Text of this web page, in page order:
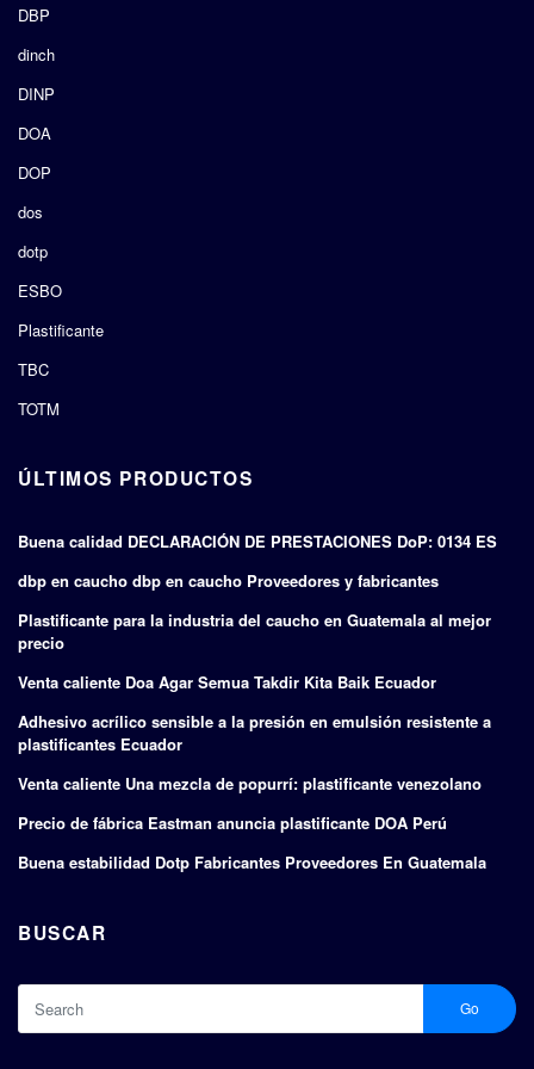
DBP
dinch
DINP
DOA
DOP
dos
dotp
ESBO
Plastificante
TBC
TOTM
ÚLTIMOS PRODUCTOS
Buena calidad DECLARACIÓN DE PRESTACIONES DoP: 0134 ES
dbp en caucho dbp en caucho Proveedores y fabricantes
Plastificante para la industria del caucho en Guatemala al mejor
precio
Venta caliente Doa Agar Semua Takdir Kita Baik Ecuador
Adhesivo acrílico sensible a la presión en emulsión resistente a
plastificantes Ecuador
Venta caliente Una mezcla de popurrí: plastificante venezolano
Precio de fábrica Eastman anuncia plastificante DOA Perú
Buena estabilidad Dotp Fabricantes Proveedores En Guatemala
BUSCAR
Go